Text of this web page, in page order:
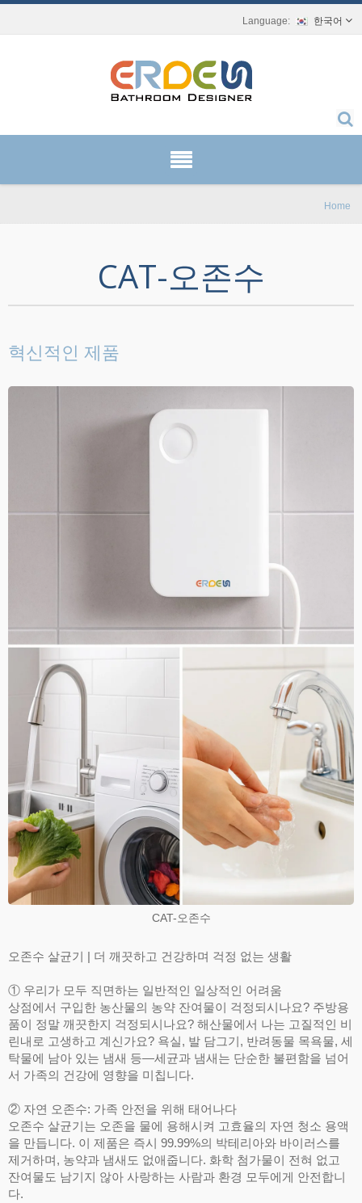
한국어
Home
CAT-오존수
혁신적인 제품
CAT-오존수
오존수 살균기 | 더 깨끗하고 건강하며 걱정 없는 생활
① 우리가 모두 직면하는 일반적인 일상적인 어려움
상점에서 구입한 농산물의 농약 잔여물이 걱정되시나요? 주방용
품이 정말 깨끗한지 걱정되시나요? 해산물에서 나는 고질적인 비
린내로 고생하고 계신가요? 욕실, 발 담그기, 반려동물 목욕물, 세
탁물에 남아 있는 냄새 등—세균과 냄새는 단순한 불편함을 넘어
서 가족의 건강에 영향을 미칩니다.
② 자연 오존수: 가족 안전을 위해 태어나다
오존수 살균기는 오존을 물에 용해시켜 고효율의 자연 청소 용액
을 만듭니다. 이 제품은 즉시 99.99%의 박테리아와 바이러스를
제거하며, 농약과 냄새도 없애줍니다. 화학 첨가물이 전혀 없고
잔여물도 남기지 않아 사랑하는 사람과 환경 모두에게 안전합니
다.